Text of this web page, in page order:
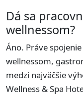
Dá sa
wellnessom?
Áno. Práve
wellnessom,
medzi najväčšie
Wellness & Spa